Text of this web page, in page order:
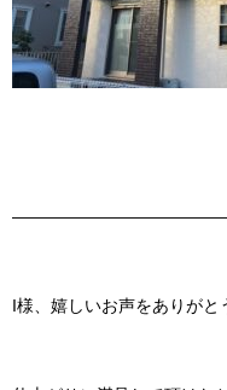
I様、嬉しいお声をありがと